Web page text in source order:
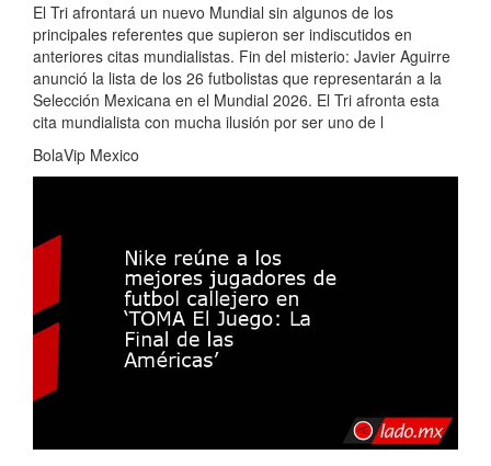
El Tri afrontará un nuevo Mundial sin algunos de los
principales referentes que supieron ser indiscutidos en
anteriores citas mundialistas. Fin del misterio: Javier Aguirre
anunció la lista de los 26 futbolistas que representarán a la
Selección Mexicana en el Mundial 2026. El Tri afronta esta
cita mundialista con mucha ilusión por ser uno de l
BolaVip Mexico